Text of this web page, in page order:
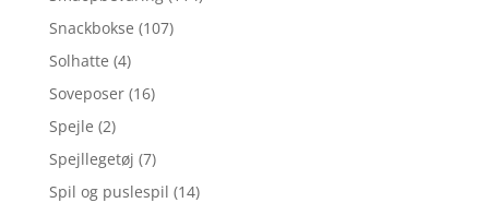
Snackbokse (107)
Solhatte (4)
Soveposer (16)
Spejle (2)
Spejllegetøj (7)
Spil og puslespil (14)